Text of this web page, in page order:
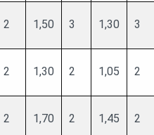
2 1,50 3 1,30 3
2 1,30 2 1,05 2
2 1,70 2 1,45 2